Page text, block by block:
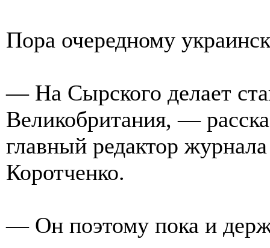
Пора очередному
— На Сырского делает
Великобритания, —
главный редактор
Коротченко.
— Он поэтому пока и